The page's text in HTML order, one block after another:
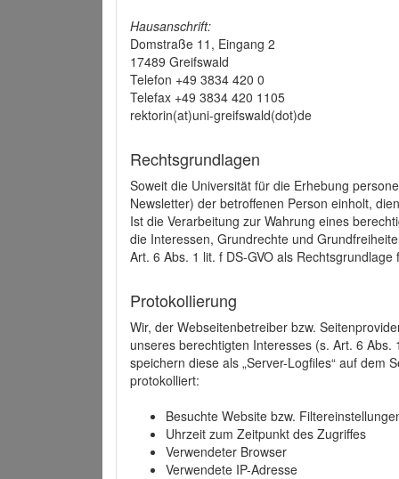
Hausanschrift:
Domstraße 11, Eingang 2
17489 Greifswald
Telefon +49 3834 420 0
Telefax +49 3834 420 1105
rektorin(at)uni-greifswald(dot)de
Rechtsgrundlagen
Soweit die Universität für die Erhebung
Newsletter) der betroffenen Person einholt,
Ist die Verarbeitung zur Wahrung eines
die Interessen, Grundrechte und
Art. 6 Abs. 1 lit. f DS-GVO als
Protokollierung
Wir, der Webseitenbetreiber bzw.
unseres berechtigten Interesses (s. Art. 6
speichern diese als „Server-Logfiles“ auf dem
protokolliert:
Besuchte Website bzw.
Uhrzeit zum Zeitpunkt des Zugriffes
Verwendeter Browser
Verwendete IP-Adresse